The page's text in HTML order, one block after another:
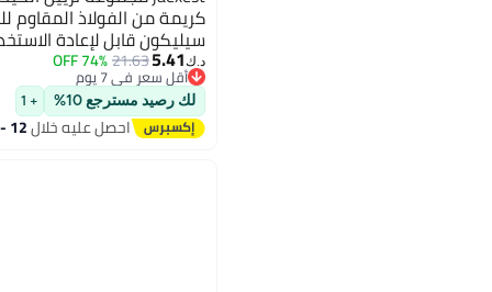
كريمة من الفولاذ المقاوم
سيليكون قابل لإعادة
والكاب كيك والبسكويت
د.ك‏5.41
21.63
74% OFF
أقل سعر في 7 يوم
أقل سعر في 7 يوم
لك رصيد مسترجع 10% + 1
احصل عليه خلال12 - 13 اغسطس